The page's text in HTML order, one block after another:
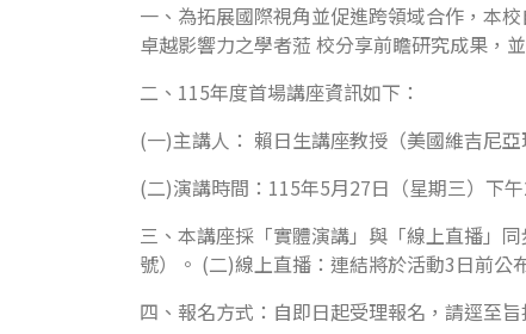
一、為拓展國際視角並促進跨領域合作，本
卓越影響力之學者蒞 校分享前瞻研究成果，
二、115年度首場講座資訊如下：
(一)主講人： 賴日生講座教授（美國維吉尼
(二)演講時間：115年5月27日（星期三）下
三、本講座採「實體演講」與「線上直播」
號）。 (二)線上直播：連結將於活動3日前公
四、報名方式：自即日起受理報名，請逕至